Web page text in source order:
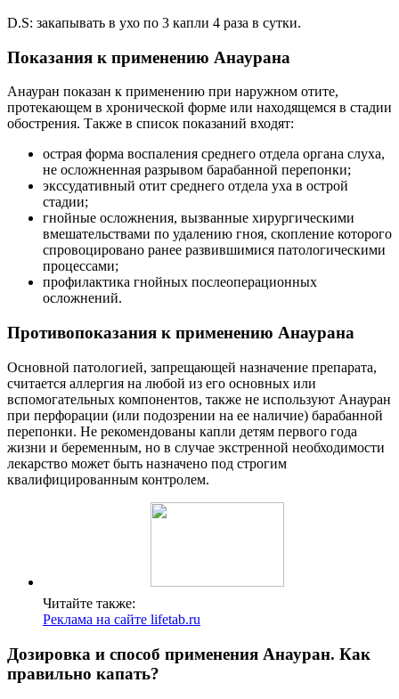
D.S: закапывать в ухо по 3 капли 4 раза в сутки.
Показания к применению Анаурана
Анауран показан к применению при наружном отите,
протекающем в хронической форме или находящемся в стадии
обострения. Также в список показаний входят:
острая форма воспаления среднего отдела органа слуха,
не осложненная разрывом барабанной перепонки;
экссудативный отит среднего отдела уха в острой
стадии;
гнойные осложнения, вызванные хирургическими
вмешательствами по удалению гноя, скопление которого
спровоцировано ранее развившимися патологическими
процессами;
профилактика гнойных послеоперационных
осложнений.
Противопоказания к применению Анаурана
Основной патологией, запрещающей назначение препарата,
считается аллергия на любой из его основных или
вспомогательных компонентов, также не используют Анауран
при перфорации (или подозрении на ее наличие) барабанной
перепонки. Не рекомендованы капли детям первого года
жизни и беременным, но в случае экстренной необходимости
лекарство может быть назначено под строгим
квалифицированным контролем.
Читайте также:
Реклама на сайте lifetab.ru
Дозировка и способ применения Анауран. Как
правильно капать?